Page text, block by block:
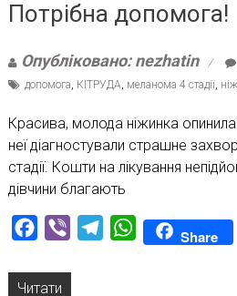
Потрібна допомога!
Опубліковано: nezhatin
допомога, КІТРУДА, меланома 4 стадії,
Красива, молода ніжинка
неї діагностували страшне
стадії. Кошти на лікування
дівчини благають
Facebook
Viber TelegramWhatsAppShare
Читати